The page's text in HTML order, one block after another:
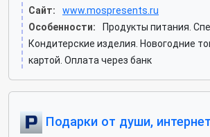
Сайт:
www.mospresents.ru
Особенности:
Продукты питания.
Кондитерские изделия. Новогодние
картой. Оплата через банк
Подарки от души,